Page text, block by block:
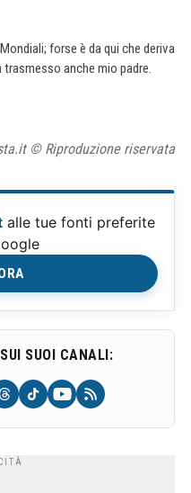
forse è da qui che deriva
trasmesso anche mio padre.
© Riproduzione riservata
alle tue fonti preferite
SUOI CANALI: